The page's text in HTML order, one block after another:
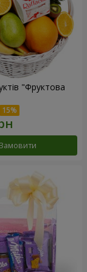
"Фруктова
Замовити